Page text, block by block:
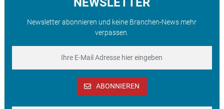
Newsletter abonnieren und keine Branchen-News mehr
verpassen.
ABONNIEREN